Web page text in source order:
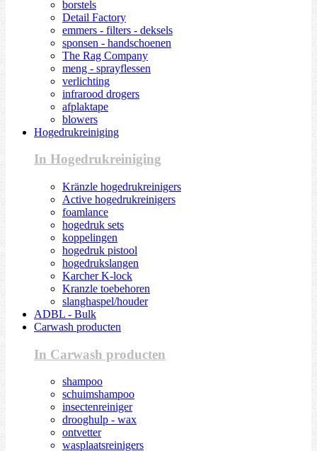
borstels
Detail Factory
emmers - filters - deksels
sponsen - handschoenen
The Rag Company
meng - sprayflessen
verlichting
infrarood drogers
afplaktape
blowers
Hogedrukreiniging
In Hogedrukreiniging
Kränzle hogedrukreinigers
Active hogedrukreinigers
foamlance
hogedruk sets
koppelingen
hogedruk pistool
hogedrukslangen
Karcher K-lock
Kranzle toebehoren
slanghaspel/houder
ADBL - Bulk
Carwash producten
In Carwash producten
shampoo
schuimshampoo
insectenreiniger
drooghulp - wax
ontvetter
wasplaatsreinigers